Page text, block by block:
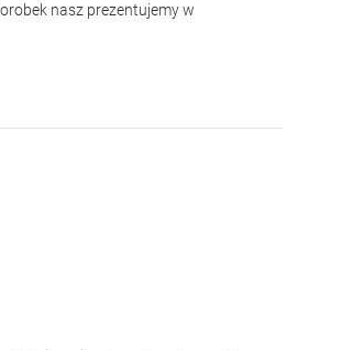
nasz prezentujemy w